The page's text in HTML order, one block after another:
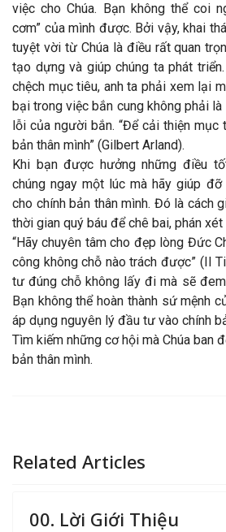
việc cho Chúa. Bạn không thể coi
cơm” của mình được. Bởi vậy, khai
tuyệt vời từ Chúa là điều rất quan
tạo dựng và giúp chúng ta phát
chệch mục tiêu, anh ta phải xem lại
bại trong việc bắn cung không phải
lỗi của người bắn. “Để cải thiện mục
bản thân mình” (Gilbert Arland).
Khi bạn được hưởng những điều
chúng ngay một lúc mà hãy giúp
cho chính bản thân mình. Đó là cách
thời gian quý báu để chê bai, phán
“Hãy chuyên tâm cho đẹp lòng Đức
công không chỗ nào trách được” (II
tư đúng chỗ không lấy đi mà sẽ
Bạn không thể hoàn thành sứ mệnh
áp dụng nguyên lý đầu tư vào chính
Tìm kiếm những cơ hội mà Chúa ban
bản thân mình.
Related Articles
00. Lời Giới Thiệu